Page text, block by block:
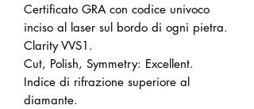
Certificato GRA con codice univoco
inciso al laser sul bordo di ogni pietra.
Clarity VVS1.
Cut, Polish, Symmetry: Excellent.
Indice di rifrazione superiore al
diamante.